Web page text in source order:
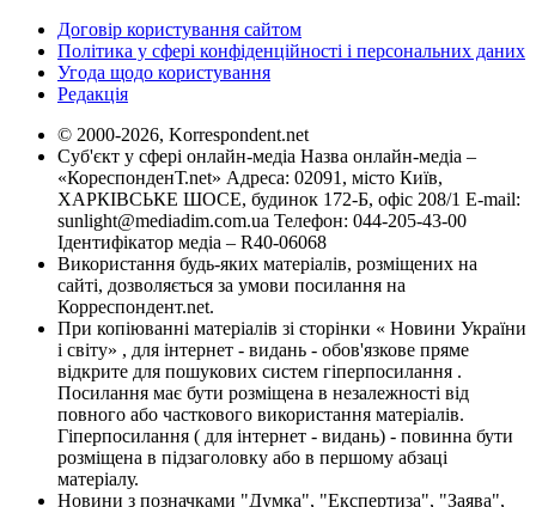
Договір користування сайтом
Політика у сфері конфіденційності і персональних даних
Угода щодо користування
Редакція
© 2000-2026, Korrespondent.net
Суб'єкт у сфері онлайн-медіа Назва онлайн-медіа –
«КореспонденТ.net» Адреса: 02091, місто Київ,
ХАРКІВСЬКЕ ШОСЕ, будинок 172-Б, офіс 208/1 E-mail:
sunlight@mediadim.com.ua Телефон: 044-205-43-00
Ідентифікатор медіа – R40-06068
Використання будь-яких матеріалів, розміщених на
сайті, дозволяється за умови посилання на
Корреспондент.net.
При копіюванні матеріалів зі сторінки « Новини України
і світу» , для інтернет - видань - обов'язкове пряме
відкрите для пошукових систем гіперпосилання .
Посилання має бути розміщена в незалежності від
повного або часткового використання матеріалів.
Гіперпосилання ( для інтернет - видань) - повинна бути
розміщена в підзаголовку або в першому абзаці
матеріалу.
Новини з позначками "Думка", "Експертиза", "Заява",